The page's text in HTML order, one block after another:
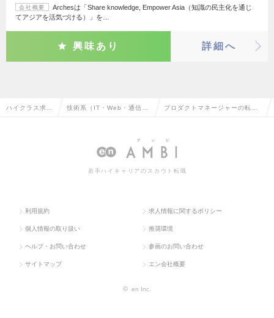
会社概要
Archesは「Share knowledge, Empower Asia（知識の民主化を通じ
てアジアを活気づける）」を…
興味あり 詳細へ
ハイクラス求人 技術系（IT・Web・通信 プロダクトマネージャーの転
若手ハイキャリアのスカウト転職
利用規約 求人情報に関するポリシー
個人情報の取り扱い 推奨環境
ヘルプ・お問い合わせ 参画のお問い合わせ
サイトマップ エン会社概要
© en Inc.